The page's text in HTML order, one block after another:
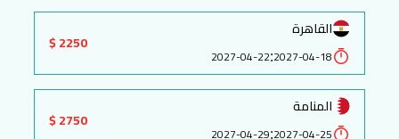
القاهرة
2027-04-18
:
2027-04-22
2250 $
المنامة
2027-04-25
:
2027-04-29
2750 $